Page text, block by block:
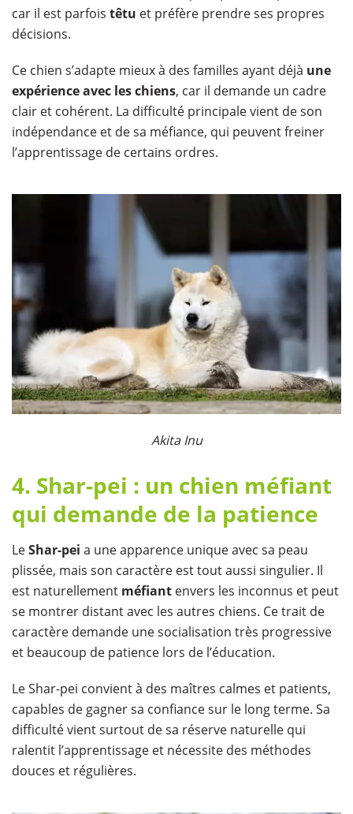
car il est parfois têtu et préfère prendre ses propres
décisions.
Ce chien s’adapte mieux à des familles ayant déjà une
expérience avec les chiens, car il demande un cadre
clair et cohérent. La difficulté principale vient de son
indépendance et de sa méfiance, qui peuvent freiner
l’apprentissage de certains ordres.
​Akita Inu
4. Shar-pei : un chien méfiant
qui demande de la patience
LeShar-pei a une apparence unique avec sa peau
plissée, mais son caractère est tout aussi singulier. Il
est naturellement méfiant envers les inconnus et peut
se montrer distant avec les autres chiens. Ce trait de
caractère demande une socialisation très progressive
et beaucoup de patience lors de l’éducation.
Le Shar-pei convient à des maîtres calmes et patients,
capables de gagner sa confiance sur le long terme. Sa
difficulté vient surtout de sa réserve naturelle qui
ralentit l’apprentissage et nécessite des méthodes
douces et régulières.